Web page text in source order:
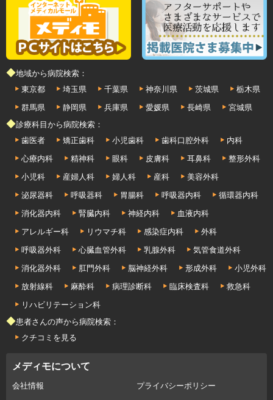
◆地域から病院検索：
東京都
埼玉県 千葉県 神奈川県 茨城県
栃木県
群馬県
静岡県 兵庫県 愛媛県 長崎県
宮城県
◆診療科目から病院検索：
歯医者
矯正歯科 小児歯科 歯科口腔外科
内科
心療内科
精神科 眼科 皮膚科 耳鼻科
整形外科
小児科
産婦人科 婦人科 産科
美容外科
泌尿器科
呼吸器科 胃腸科 呼吸器内科
循環器内科
消化器内科
腎臓内科 神経内科
血液内科
アレルギー科
リウマチ科 感染症内科
外科
呼吸器外科
心臓血管外科 乳腺外科
気管食道外科
消化器外科
肛門外科 脳神経外科 形成外科
小児外科
放射線科
麻酔科 病理診断科 臨床検査科
救急科
リハビリテーション科
◆患者さんの声から病院検索：
クチコミを見る
メディモについて
会社情報
プライバシーポリシー